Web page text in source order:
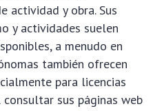
actividad y obra. Sus
y actividades suelen
a menudo en
también ofrecen
para licencias
sus páginas web